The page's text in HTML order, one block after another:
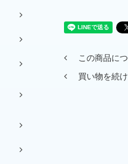
この商品に
買い物を続